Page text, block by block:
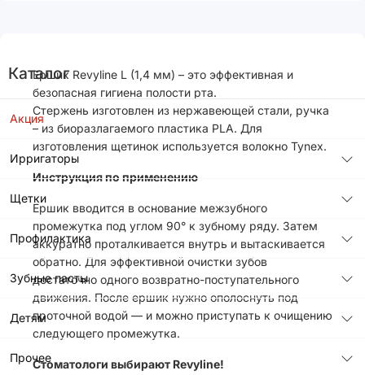
Каталог
Акция
Ирригаторы
Щетки
Профилактика
Зубные пасты
Детям
Прочее
Ершик Revyline L (1,4 мм) – это эффективная и
безопасная гигиена полости рта.
Стержень изготовлен из нержавеющей стали, ручка
– из биоразлагаемого пластика PLA. Для
изготовления щетинок используется волокно Tynex.
Инструкция по применению
Ершик вводится в основание межзубного
промежутка под углом 90° к зубному ряду. Затем
аккуратно проталкивается внутрь и вытаскивается
обратно. Для эффективной очистки зубов
достаточно одного возвратно-поступательного
движения. После ершик нужно ополоснуть под
проточной водой — и можно приступать к очищению
следующего промежутка.
Стоматологи выбирают Revyline!